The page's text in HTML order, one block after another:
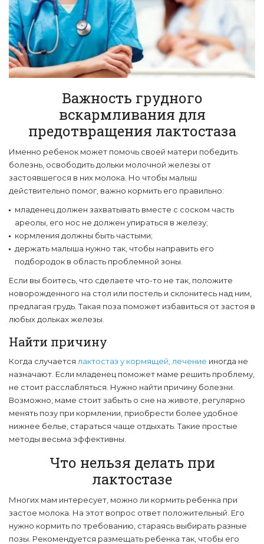
Важность грудного
вскармливания для
предотвращения лактостаза
Именно ребенок может помочь своей матери победить
болезнь, освободить дольки молочной железы от
застоявшегося в них молока. Но чтобы малыш
действительно помог, важно кормить его правильно:
младенец должен захватывать вместе с соском часть
ареолы, его нос не должен упираться в железу;
кормления должны быть частыми;
держать малыша нужно так, чтобы направить его
подбородок в область проблемной зоны.
Если вы боитесь, что сделаете что-то не так, положите
новорожденного на стол или постель и склонитесь над ним,
предлагая грудь. Такая поза поможет избавиться от застоя в
любых дольках железы.
Найти причину
Когда случается лактостаз у кормящей, лечение иногда не
назначают. Если младенец поможет маме решить проблему,
не стоит расслабляться. Нужно найти причину болезни.
Возможно, маме стоит забыть о сне на животе, регулярно
менять позу при кормлении, приобрести более удобное
нижнее белье, стараться чаще отдыхать. Такие простые
методы весьма эффективны.
Что нельзя делать при
лактостазе
Многих мам интересует, можно ли кормить ребенка при
застое молока. На этот вопрос ответ положительный. Его
нужно кормить по требованию, стараясь выбирать разные
позы. Рекомендуется размещать ребенка так, чтобы его